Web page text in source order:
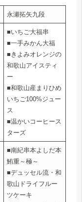
永瀬拓矢九段
■いちご大福串
■一手みかん大福
■きよみオレンジの
和歌山アイスティ
ー
■和歌山産まりひめ
いちご100%ジュー
ス
■温かいコーヒース
ターズ
■南紀串本よしだ本
鮪重～極～
■デュッセル流・和
歌山ドライフルー
ツケーキ